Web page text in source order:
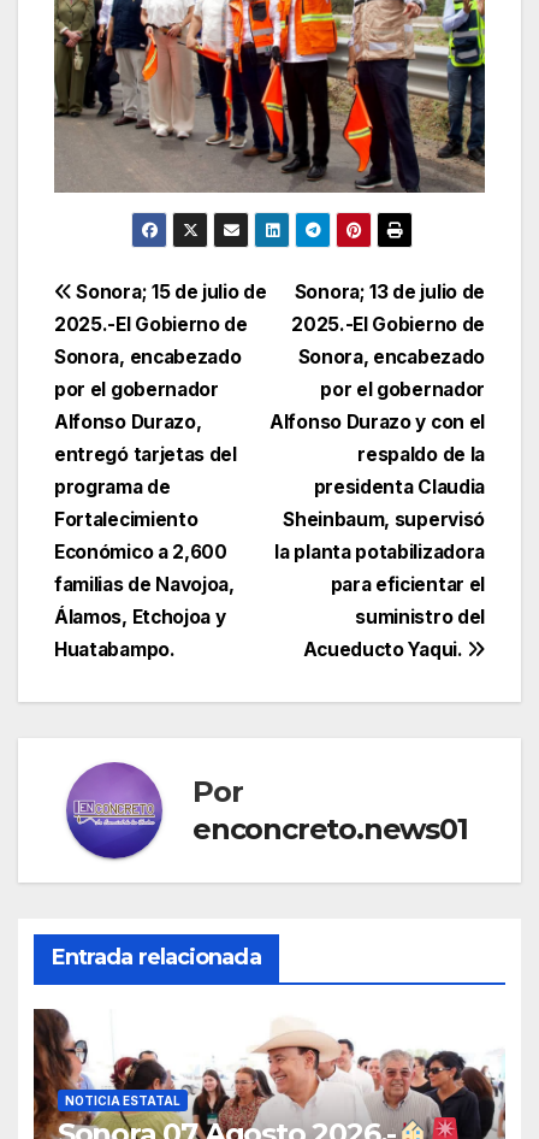
Navegación
de
entradas
Sonora; 13 de julio de
2025.-El Gobierno de
Sonora, encabezado
por el gobernador
Alfonso Durazo y con el
respaldo de la
presidenta Claudia
Sheinbaum, supervisó
la planta potabilizadora
para eficientar el
suministro del
Acueducto Yaqui.
Sonora; 15 de julio de
2025.-El Gobierno de
Sonora, encabezado
por el gobernador
Alfonso Durazo,
entregó tarjetas del
programa de
Fortalecimiento
Económico a 2,600
familias de Navojoa,
Álamos, Etchojoa y
Huatabampo.
Por
enconcreto.news01
Entrada relacionada
NOTICIA ESTATAL